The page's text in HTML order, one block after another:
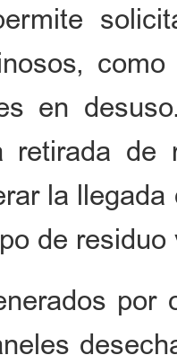
en
retirada de
la
de residuo
por